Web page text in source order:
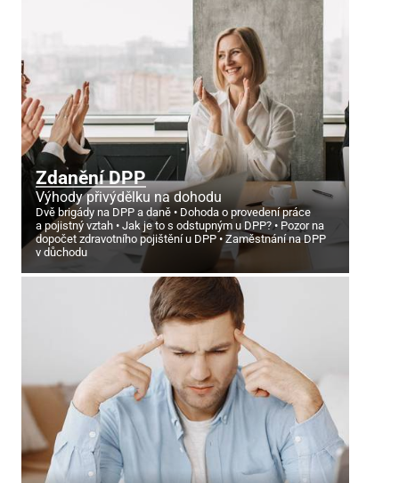
Zdanění DPP
Výhody přivýdělku na dohodu
Dvě brigády na DPP a daně
Dohoda o provedení práce
a pojistný vztah
Jak je to s odstupným u DPP?
Pozor na
dopočet zdravotního pojištění u DPP
Zaměstnání na DPP
v důchodu